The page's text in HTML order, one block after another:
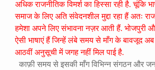
अधिक राजनीतिक विमर्श का हिस्सा रही है. चूंकि
समाज के लिए अति संवेदनशील मुद्दा रहा हैं अतः
हमेशा अपने लिए संभावना नज़र आती हैं. भोजपुरी
ऐसी भाषाएं हैं जिन्हें लंबे समय से माँग के बावजूद
आठवीं अनुसूची में जगह नहीं मिल पाई है.
काफ़ी समय से इसकी माँग विभिन्न संगठन और